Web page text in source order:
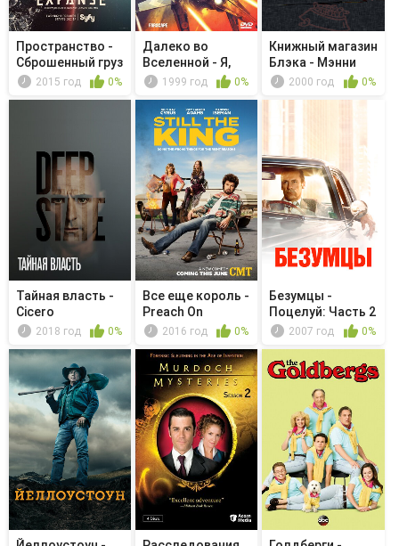
Пространство -
Сброшенный груз
2015 год 0%
Далеко во
Вселенной - Я,
инопланетянин
1999 год 0%
Книжный магазин
Блэка - Мэнни
возвращ...
2000 год 0%
Тайная власть -
Cicero
2018 год 0%
Все еще король -
Preach On
2016 год 0%
Безумцы -
Поцелуй: Часть 2
2007 год 0%